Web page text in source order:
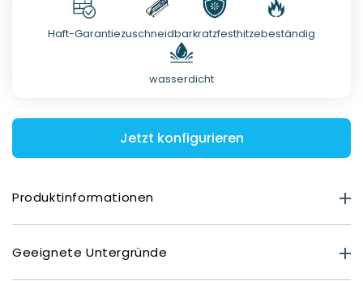
Haft-Garantiezuschneidbarkratzfesthitzebeständig
wasserdicht
Jetzt konfigurieren
Produktinformationen
Premium Matt: 0,40 mm
Deluxe Glasoptik: 0,80 mm
Geeignete Untergründe